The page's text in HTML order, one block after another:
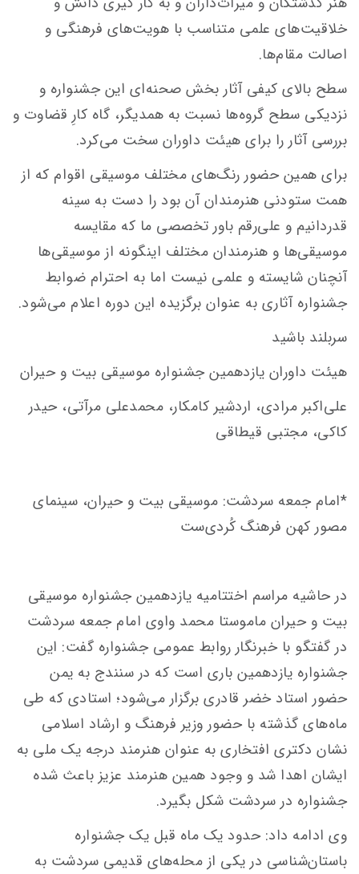
خلاقیت‌های علمی متناسب با هویت‌های فرهنگی و
اصالت مقام‌ها.
سطح بالای کیفی آثار بخش صحنه‌ای این جشنواره و
نزدیکی سطح گروه‌ها نسبت به همدیگر، گاه کارِ قضاوت و
بررسی آثار را برای هیئت داوران سخت می‌کرد.
برای همین حضور رنگ‌های مختلف موسیقی اقوام که از
همت ستودنی هنرمندان آن بود را دست به سینه
قدردانیم و علی‌رقم باور تخصصی ما که مقایسه
موسیقی‌ها و هنرمندان مختلف اینگونه از موسیقی‌ها
آنچنان شایسته و علمی نیست اما به احترام ضوابط
جشنواره آثاری به عنوان برگزیده این دوره اعلام می‌شود.
سربلند باشید
هیئت داوران یازدهمین جشنواره موسیقی بیت و حیران
علی‌اکبر مرادی، اردشیر کامکار، محمدعلی مرآتی، حیدر
کاکی، مجتبی قیطاقی
*امام جمعه سردشت: موسیقی بیت و حیران، سینمای
مصور کهن فرهنگ کُردی‌ست
در حاشیه مراسم اختتامیه یازدهمین جشنواره موسیقی
بیت و حیران ماموستا محمد واوی امام جمعه سردشت
در گفتگو با خبرنگار روابط عمومی جشنواره گفت: این
جشنواره یازدهمین باری است که در سنندج به یمن
حضور استاد خضر قادری برگزار می‌شود؛ استادی که طی
ماه‌های گذشته با حضور وزیر فرهنگ و ارشاد اسلامی
نشان دکتری افتخاری به عنوان هنرمند درجه یک ملی به
ایشان اهدا شد و وجود همین هنرمند عزیز باعث شده
جشنواره در سردشت شکل بگیرد.
وی ادامه داد: حدود یک ماه قبل یک جشنواره
باستان‌شناسی در یکی از محله‌های قدیمی سردشت به